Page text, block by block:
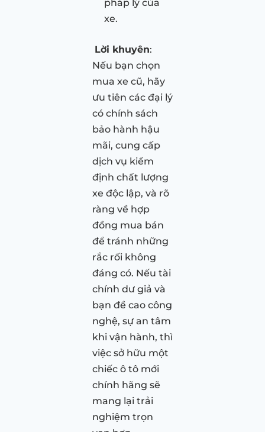
pháp lý của
xe.
Lời khuyên:
Nếu bạn chọn
mua xe cũ, hãy
ưu tiên các đại lý
có chính sách
bảo hành hậu
mãi, cung cấp
dịch vụ kiểm
định chất lượng
xe độc lập, và rõ
ràng về hợp
đồng mua bán
để tránh những
rắc rối không
đáng có. Nếu tài
chính dư giả và
bạn đề cao công
nghệ, sự an tâm
khi vận hành, thì
việc sở hữu một
chiếc ô tô mới
chính hãng sẽ
mang lại trải
nghiệm trọn